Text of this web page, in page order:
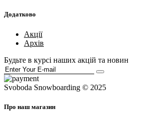
Додатково
Акції
Архів
Будьте в курсі наших акцій та новин
Svoboda Snowboarding © 2025
Про наш магазин